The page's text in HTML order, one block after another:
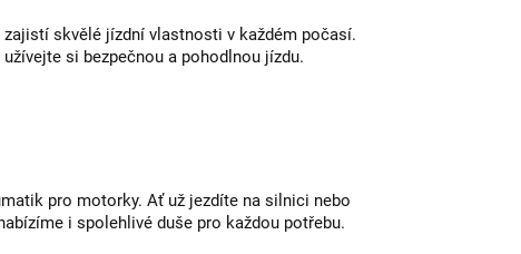
zajistí skvělé jízdní vlastnosti v každém počasí.
si bezpečnou a pohodlnou jízdu.
pro motorky. Ať už jezdíte na silnici nebo
i spolehlivé duše pro každou potřebu.